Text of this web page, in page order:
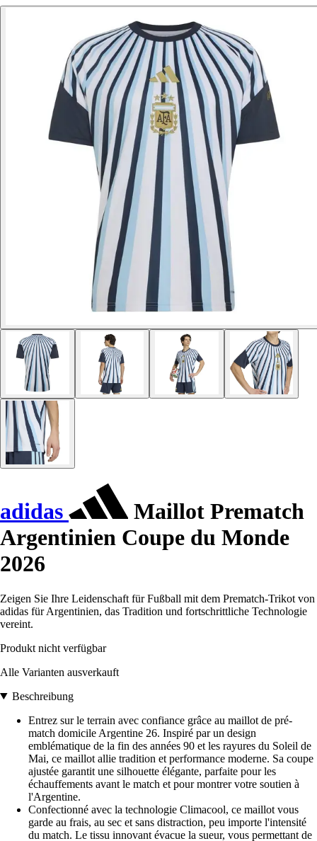
adidas
Maillot Prematch
Argentinien Coupe du Monde
2026
Zeigen Sie Ihre Leidenschaft für Fußball mit dem Prematch-Trikot von
adidas für Argentinien, das Tradition und fortschrittliche Technologie
vereint.
Produkt nicht verfügbar
Alle Varianten ausverkauft
Beschreibung
Entrez sur le terrain avec confiance grâce au maillot de pré-
match domicile Argentine 26. Inspiré par un design
emblématique de la fin des années 90 et les rayures du Soleil de
Mai, ce maillot allie tradition et performance moderne. Sa coupe
ajustée garantit une silhouette élégante, parfaite pour les
échauffements avant le match et pour montrer votre soutien à
l'Argentine.
Confectionné avec la technologie Climacool, ce maillot vous
garde au frais, au sec et sans distraction, peu importe l'intensité
du match. Le tissu innovant évacue la sueur, vous permettant de